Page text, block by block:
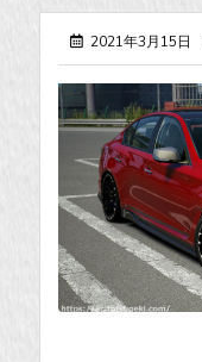
2021年3月15日